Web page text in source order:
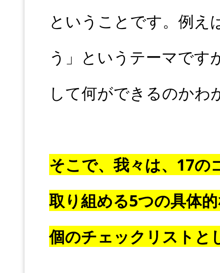
ということです。例え
う」というテーマです
して何ができるのかわ
そこで、我々は、17の
取り組める5つの具体
個のチェックリストと